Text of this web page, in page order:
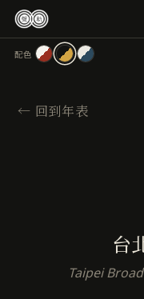
配色
← 回到年表
台
Taipei